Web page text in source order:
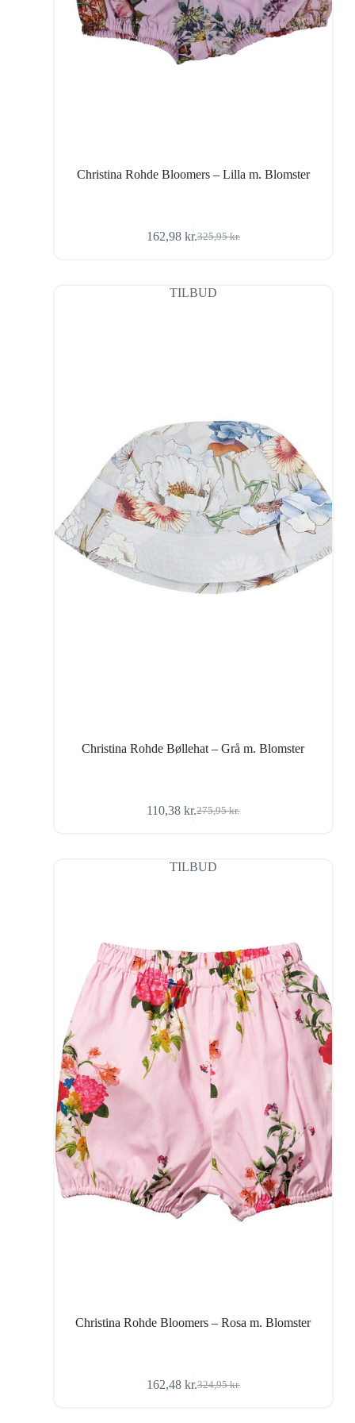
Christina Rohde Bloomers – Lilla m. Blomster
325,95kr.
Den
var:
325,95 kr..
162,98 kr.Den
er:
162,98 kr..
TILBUD
Christina Rohde Bøllehat – Grå m. Blomster
275,95kr.
Den
var:
275,95 kr..
110,38kr.Den
er:
110,38 kr..
TILBUD
Christina Rohde Bloomers – Rosa m. Blomster
324,95kr.
Den
162,48 kr.Den